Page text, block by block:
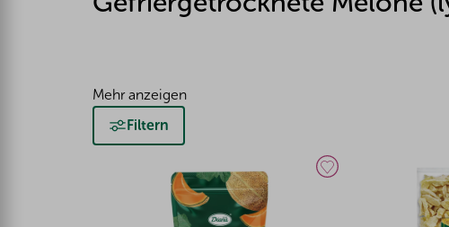
Mehr anzeigen
Filtern